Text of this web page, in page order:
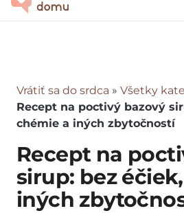
Vrátiť sa do srdca » Všetky
Recept na poctivý bazový
chémie a iných zbytočností
Recept na
sirup: bez
iných